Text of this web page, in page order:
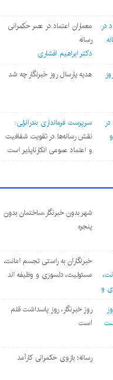
معماران اعتماد در عصر حکمرانی
رسانه
دکتر ابراهیم افشاری
هدیه پارسال روز خبرنگار چه شد
سرپرست فرمانداری بندرانزلی:
نقش رسانه‌ها در تقویت شفافیت
و اعتماد عمومی انکارناپذیر است
شهر بدون خبرنگار،ساختمان بدون
پنجره
خبرنگاران به راستی تجسم امانت،
مسئولیت، دلسوزی و وظیفه اند
روز خبرنگار، روز پاسداشت قلم
است
رسانه؛ بازوی حکمرانی کارآمد